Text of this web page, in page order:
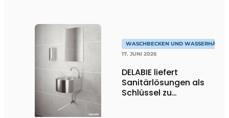
WASCHBECKEN UND WASSERHÄHNE
17. JUNI 2026
DELABIE liefert
Sanitärlösungen als
Schlüssel zu